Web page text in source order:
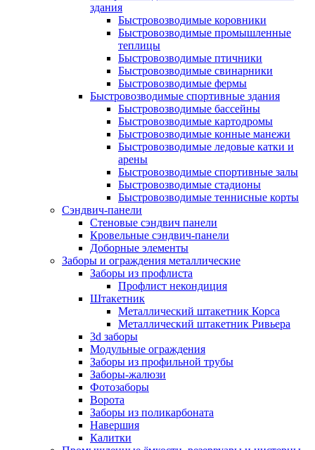
здания
Быстровозводимые коровники
Быстровозводимые промышленные
теплицы
Быстровозводимые птичники
Быстровозводимые свинарники
Быстровозводимые фермы
Быстровозводимые спортивные здания
Быстровозводимые бассейны
Быстровозводимые картодромы
Быстровозводимые конные манежи
Быстровозводимые ледовые катки и
арены
Быстровозводимые спортивные залы
Быстровозводимые стадионы
Быстровозводимые теннисные корты
Сэндвич-панели
Стеновые сэндвич панели
Кровельные сэндвич-панели
Доборные элементы
Заборы и ограждения металлические
Заборы из профлиста
Профлист некондиция
Штакетник
Металлический штакетник Корса
Металлический штакетник Ривьера
3d заборы
Модульные ограждения
Заборы из профильной трубы
Заборы-жалюзи
Фотозаборы
Ворота
Заборы из поликарбоната
Навершия
Калитки